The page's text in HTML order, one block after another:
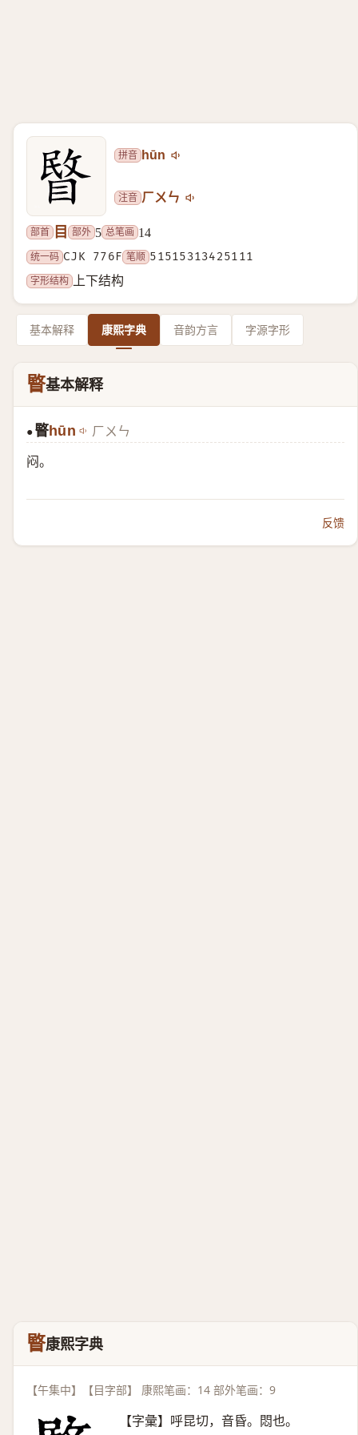
拼音 hūn
注音 ㄏㄨㄣ
部首 目 部外 5 总笔画 14
统一码 CJK 776F 笔顺 51515313425111
字形结构
上下结构
基本解释 康熙字典 音韵方言 字源字形
睯基本解释
● 睯hūn ㄏㄨㄣ
闷。
反馈
睯康熙字典
【午集中】【目字部】 康熙笔画：14 部外笔画：9
【字彙】呼昆切，音昏。悶也。